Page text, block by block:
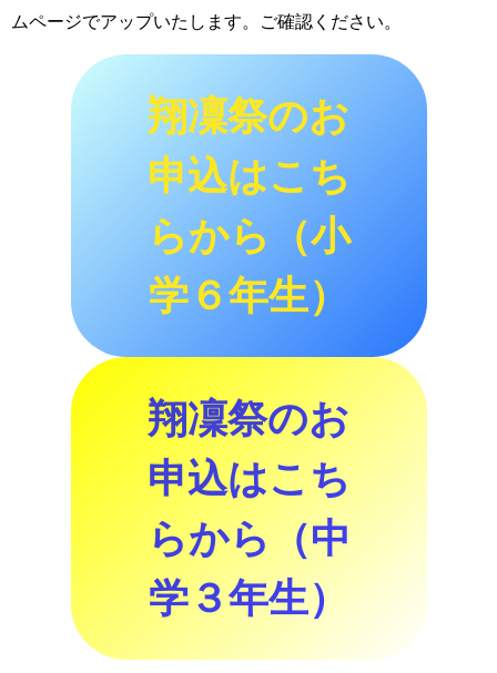
ムページでアップいたします。ご確認ください。
翔凜祭のお
申込はこち
らから（小
学６年生）
翔凜祭のお
申込はこち
らから（中
学３年生）